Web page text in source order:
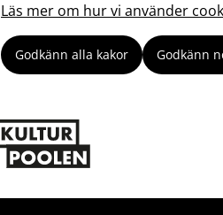
Läs mer om hur vi använder
Godkänn alla kakor Godkänn